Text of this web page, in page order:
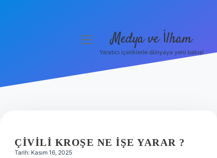
Hakkımızda
menüyüMedya ve İlham
Yaratıcı içeriklerle dünyaya yeni bakış!
ÇIVILI KROŞE NE IŞE YARAR ?
Tarih: Kasım 16, 2025